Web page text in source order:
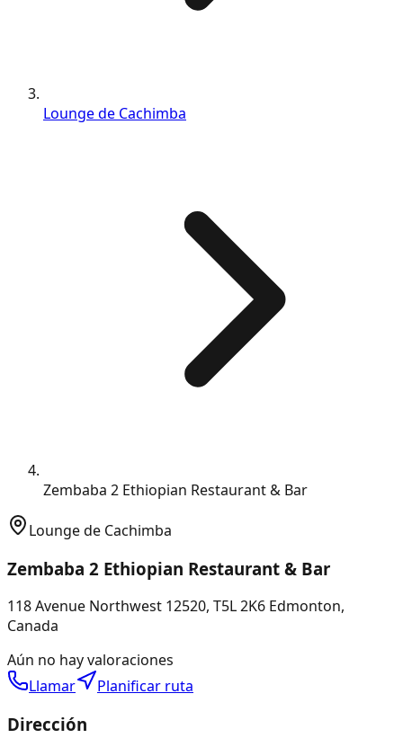
Lounge de Cachimba
Zembaba 2 Ethiopian Restaurant & Bar
Lounge de Cachimba
Zembaba 2 Ethiopian Restaurant & Bar
118 Avenue Northwest 12520, T5L 2K6 Edmonton,
Canada
Aún no hay valoraciones
Llamar
Planificar ruta
Dirección